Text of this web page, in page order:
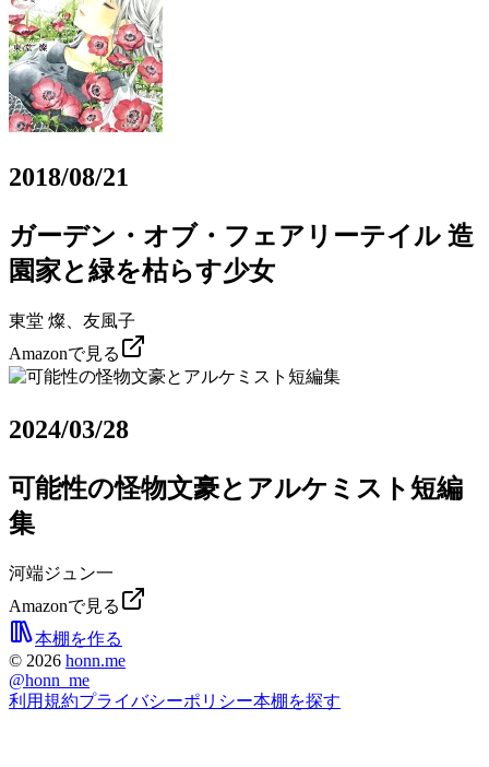
2018/08/21
ガーデン・オブ・フェアリーテイル 造
園家と緑を枯らす少女
東堂 燦、友風子
Amazonで見る
2024/03/28
可能性の怪物文豪とアルケミスト短編
集
河端ジュン一
Amazonで見る
本棚を作る
© 2026 honn.me
@honn_me
利用規約プライバシーポリシー本棚を探す